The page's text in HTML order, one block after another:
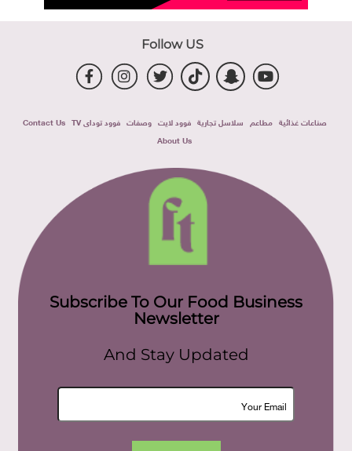
Follow US
صناعات غذائية مطاعم سلاسل تجارية فوود لايت وصفات فوود توداى TV
Contact Us
About Us
Subscribe To Our Food Business
Newsletter
And Stay Updated